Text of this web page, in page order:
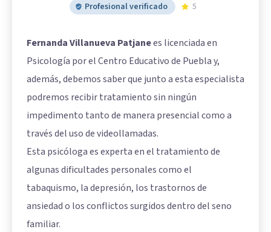
Profesional verificado 5
Fernanda Villanueva Patjanees licenciada en
Psicología por el Centro Educativo de Puebla y,
además, debemos saber que junto a esta especialista
podremos recibir tratamiento sin ningún
impedimento tanto de manera presencial como a
través del uso de videollamadas.
Esta psicóloga es experta en el tratamiento de
algunas dificultades personales como el
tabaquismo, la depresión, los trastornos de
ansiedad o los conflictos surgidos dentro del seno
familiar.